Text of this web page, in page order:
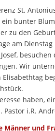
St.
bunter
zu den
am
Wir
Elisabethtag
haben,
i.R.
Männer und